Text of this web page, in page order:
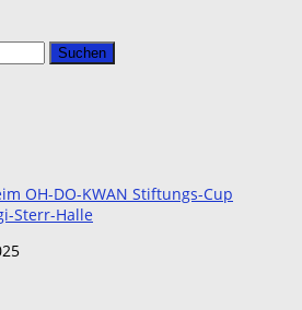
OH-DO-KWAN Stiftungs-Cup
Sterr-Halle